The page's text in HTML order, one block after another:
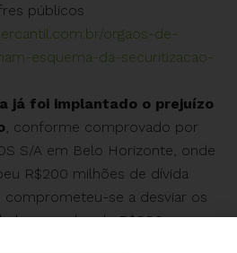
públicos
orgaos-de-
esquema-da-securitizacao-
já foi implantado o prejuízo
, conforme comprovado por
S/A em Belo Horizonte, onde
R$200 milhões de dívida
comprometeu-se a desviar os
no valor de R$880